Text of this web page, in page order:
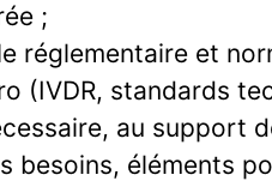
;
réglementaire et
(IVDR, standards
au support
besoins, éléments